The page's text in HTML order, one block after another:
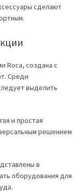
сделают
Roca, создана с
Среди
выделить
и простая
решением
в
оборудования для